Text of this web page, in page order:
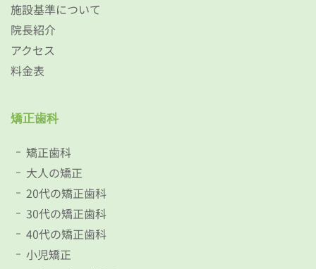
施設基準について
院長紹介
アクセス
料金表
矯正歯科
矯正歯科
大人の矯正
20代の矯正歯科
30代の矯正歯科
40代の矯正歯科
小児矯正